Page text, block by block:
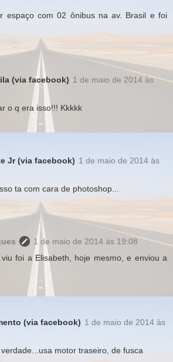
espaço com 02 ônibus na av. Brasil e foi
(via facebook) 1 de maio de 2014 às
o q era isso!!! Kkkkk
Jr (via facebook) 1 de maio de 2014 às
ta com cara de photoshop...
1 de maio de 2014 às 19:08
foi a Elisabeth, hoje mesmo, e enviou a
(via facebook) 1 de maio de 2014 às
motor traseiro, de fusca